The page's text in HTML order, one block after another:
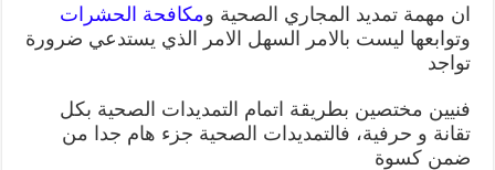
ان مهمة تمديد المجاري الصحية ومكافحة الحشرات
وتوابعها ليست بالامر السهل الامر الذي يستدعي ضرورة
تواجد
فنيين مختصين بطريقة اتمام التمديدات الصحية بكل
تقانة و حرفية، فالتمديدات الصحية جزء هام جدا من
ضمن كسوة